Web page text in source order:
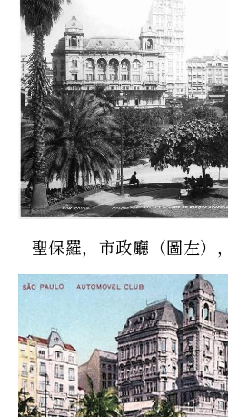
聖保羅，市政廳（圖左）